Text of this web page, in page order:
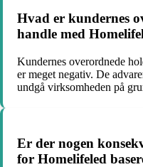
Hvad er kundernes
handle med
Kundernes overordnede
er meget negativ. De
undgå virksomheden på
Er der nogen
for Homelifeled